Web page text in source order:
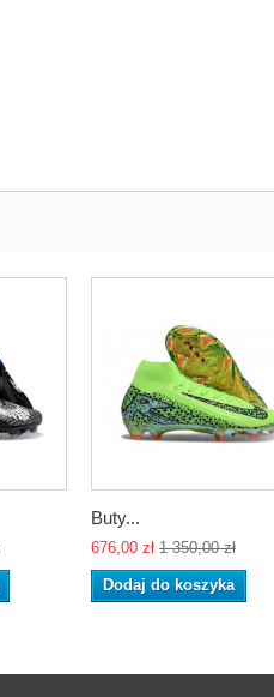
Buty...
676,00 zł 1 350,00 zł
Dodaj do koszyka